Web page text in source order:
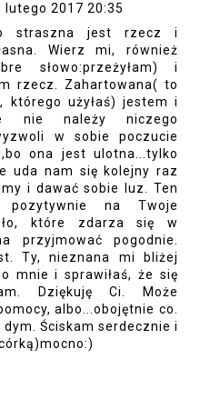
lutego 2017 20:35
straszna jest rzecz i
Wierz mi, również
słowo:przeżyłam) i
rzecz. Zahartowana( to
którego użyłaś) jestem i
nie należy niczego
w sobie poczucie
ona jest ulotna...tylko
uda nam się kolejny raz
i dawać sobie luz. Ten
na Twoje
które zdarza się w
przyjmować pogodnie.
Ty, nieznana mi bliżej
mnie i sprawiłaś, że się
Dziękuję Ci. Może
albo...obojętnie co.
Ściskam serdecznie i